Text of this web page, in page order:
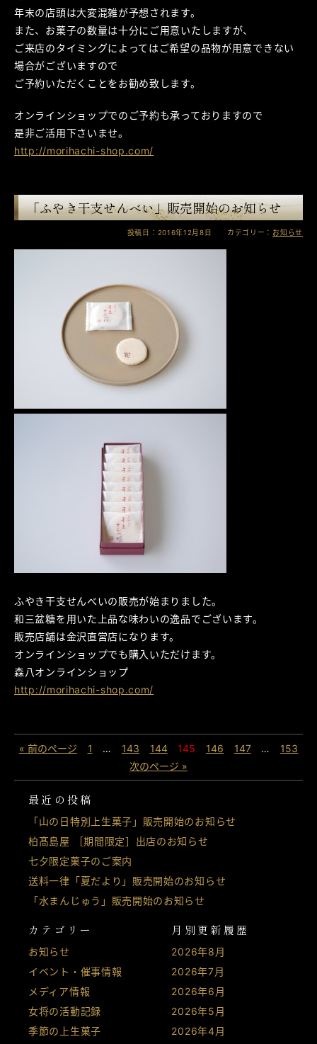
最近の投稿
「山の日特別上生菓子」販売開始のお知らせ
柏髙島屋 ［期間限定］出店のお知らせ
七夕限定菓子のご案内
送料一律「夏だより」販売開始のお知らせ
「水まんじゅう」販売開始のお知らせ
カテゴリー
お知らせ
イベント・催事情報
メディア情報
女将の活動記録
季節の上生菓子
月別更新履歴
2026年8月
2026年7月
2026年6月
2026年5月
2026年4月
年末の店頭は大変混雑が予想されます。
また、お菓子の数量は十分にご用意いたしますが、
ご来店のタイミングによってはご希望の品物が用意できない
場合がございますので
ご予約いただくことをお勧め致します。
オンラインショップでのご予約も承っておりますので
是非ご活用下さいませ。
http://morihachi-shop.com/
「ふやき干支せんべい」販売開始のお知らせ
投稿日：2016年12月8日 カテゴリー： お知らせ
ふやき干支せんべいの販売が始まりました。
和三盆糖を用いた上品な味わいの逸品でございます。
販売店舗は金沢直営店になります。
オンラインショップでも購入いただけます。
森八オンラインショップ
http://morihachi-shop.com/
« 前のページ 1 … 143 144 145 146 147 …
153
次のページ »